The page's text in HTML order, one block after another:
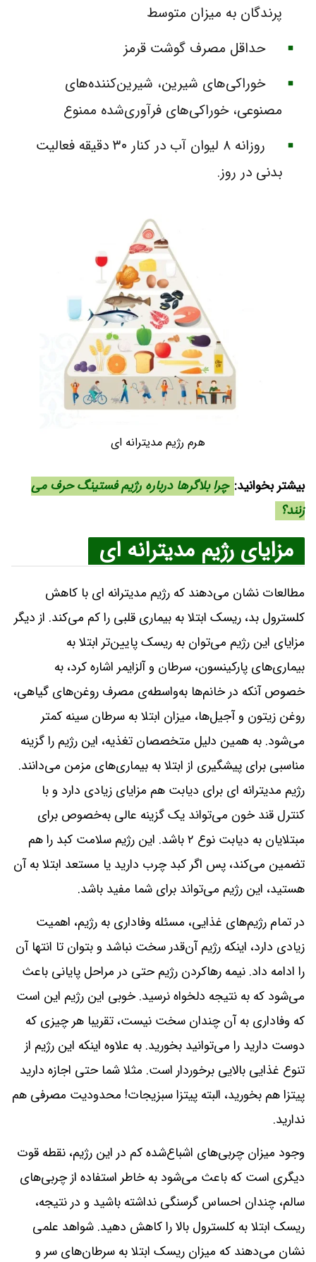
پرندگان به میزان متوسط
حداقل مصرف گوشت قرمز
خوراکی‌های شیرین، شیرین‌کننده‌های
مصنوعی، خوراکی‌های فرآوری‌شده ممنوع
روزانه ۸ لیوان آب در کنار ۳۰ دقیقه فعالیت
بدنی در روز.
هرم رژیم مدیترانه ای
بیشتر بخوانید: چرا بلاگرها درباره رژیم فستینگ حرف می
زنند؟
مزایای رژیم مدیترانه ای
مطالعات نشان می‌دهند که رژیم مدیترانه ای با کاهش
کلسترول بد، ریسک ابتلا به بیماری قلبی را کم می‌کند. از دیگر
مزایای این رژیم می‌توان به ریسک پایین‌تر ابتلا به
بیماری‌های پارکینسون، سرطان و آلزایمر اشاره کرد، به
‌خصوص آنکه در خانم‌ها به‌واسطه‌ی مصرف روغن‌های گیاهی،
روغن زیتون و آجیل‌ها، میزان ابتلا به سرطان سینه کمتر
می‌شود. به ‌همین دلیل متخصصان تغذیه، این رژیم را گزینه
مناسبی برای پیشگیری از ابتلا به بیماری‌های مزمن می‌دانند.
رژیم مدیترانه ای برای دیابت هم مزایای زیادی دارد و با
کنترل قند خون می‌تواند یک گزینه عالی به‌خصوص برای
مبتلایان به دیابت نوع ۲ باشد. این رژیم سلامت کبد را هم
تضمین می‌کند، پس اگر کبد چرب دارید یا مستعد ابتلا به آن
هستید، این رژیم می‌تواند برای شما مفید باشد.
در تمام رژیم‌های غذایی، مسئله وفاداری به رژیم، اهمیت
زیادی دارد، اینکه رژیم آن‌قدر سخت نباشد و بتوان تا انتها آن
را ادامه داد. نیمه رها‌کردن رژیم حتی در مراحل پایانی باعث
می‌شود که به نتیجه دلخواه نرسید. خوبی این رژیم این است
که وفاداری به آن چندان سخت نیست، تقریبا هر چیزی که
دوست دارید را می‌توانید بخورید. به‌ علاوه اینکه این رژیم از
تنوع غذایی بالایی برخوردار است. مثلا شما حتی اجازه دارید
پیتزا هم بخورید، البته پیتزا سبزیجات! محدودیت مصرفی هم
ندارید.
وجود میزان چربی‌های اشباع‌شده کم در این رژیم، نقطه قوت
دیگری است که باعث می‌شود به‌ خاطر استفاده از چربی‌های
سالم، چندان احساس گرسنگی نداشته باشید و در نتیجه،
ریسک ابتلا به کلسترول بالا را کاهش دهید. شواهد علمی
نشان می‌دهند که میزان ریسک ابتلا به سرطان‌های سر و